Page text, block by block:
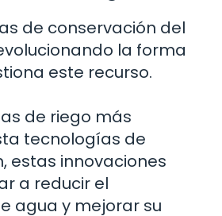
de conservación del
la forma
este recurso.
de riego más
tecnologías de
estas innovaciones
a reducir el
agua y mejorar su